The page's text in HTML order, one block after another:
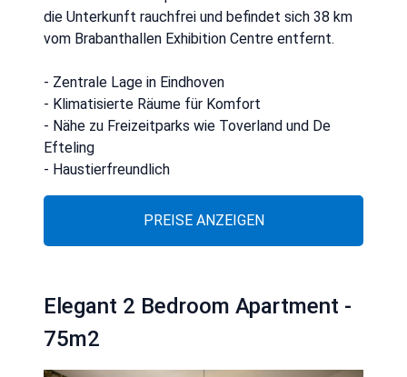
die Unterkunft rauchfrei und befindet sich 38 km
vom Brabanthallen Exhibition Centre entfernt.
- Zentrale Lage in Eindhoven
- Klimatisierte Räume für Komfort
- Nähe zu Freizeitparks wie Toverland und De
Efteling
- Haustierfreundlich
PREISE ANZEIGEN
Elegant 2 Bedroom Apartment -
75m2